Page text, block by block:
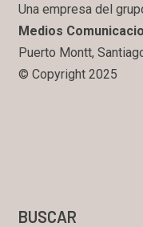
Una empresa del
Medios
Puerto Montt,
© Copyright 2025
BUSCAR